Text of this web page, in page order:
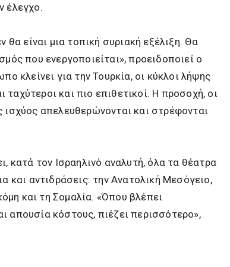
έλεγχο.
θα είναι μια τοπική συριακή εξέλιξη. Θα
που ενεργοποιείται», προειδοποιεί ο
κλείνει για την Τουρκία, οι κύκλοι λήψης
και πιο επιθετικοί. Η προσοχή, οι
ισχύος απελευθερώνονται και στρέφονται
κατά τον Ισραηλινό αναλυτή, όλα τα θέατρα
και αντιδράσεις: την Ανατολική Μεσόγειο,
και τη Σομαλία. «Όπου βλέπει
απουσία κόστους, πιέζει περισσότερο»,